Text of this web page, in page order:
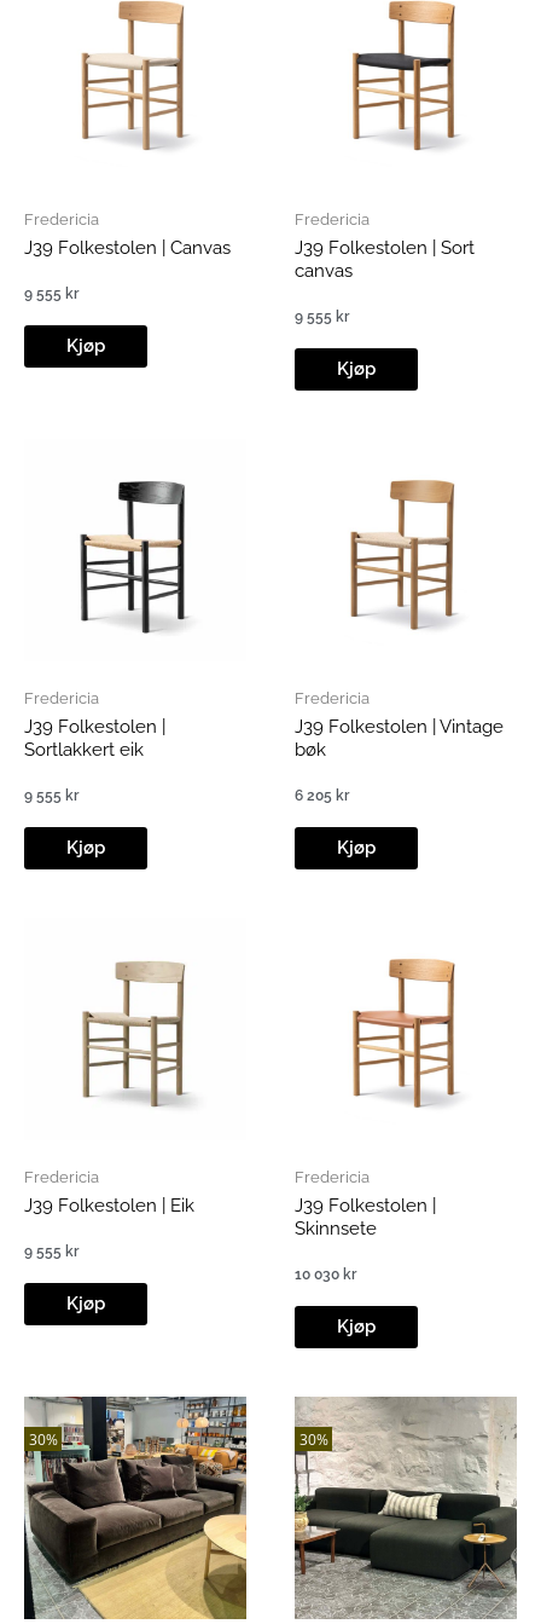
Fredericia
J39 Folkestolen | Canvas
9 555 kr
Kjøp
Fredericia
J39 Folkestolen | Sort
canvas
9 555 kr
Kjøp
Fredericia
J39 Folkestolen |
Sortlakkert eik
9 555 kr
Kjøp
Fredericia
J39 Folkestolen | Vintage
bøk
6 205 kr
Kjøp
Fredericia
J39 Folkestolen | Eik
9 555 kr
Kjøp
Fredericia
J39 Folkestolen |
Skinnsete
10 030 kr
Kjøp
30% 30%